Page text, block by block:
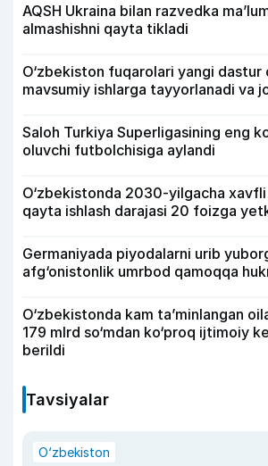
AQSH Ukraina bilan razvedka
almashishni qayta tikladi
O‘zbekiston fuqarolari yangi dastur
mavsumiy ishlarga tayyorlanadi va
Saloh Turkiya Superligasining eng
oluvchi futbolchisiga aylandi
O‘zbekistonda 2030-yilgacha
qayta ishlash darajasi 20 foizga
Germaniyada piyodalarni urib
afg‘onistonlik umrbod qamoqqa
O‘zbekistonda kam ta’minlangan
179 mlrd so‘mdan ko‘proq ijtimoiy
berildi
Tavsiyalar
O‘zbekiston